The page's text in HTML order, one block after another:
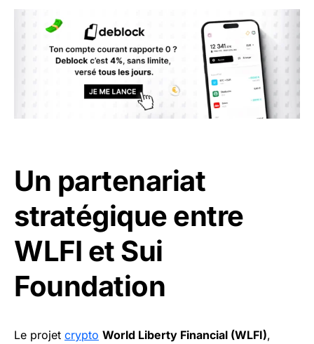
Un partenariat
stratégique entre
WLFI et Sui
Foundation
Le projet crypto World Liberty Financial (WLFI),